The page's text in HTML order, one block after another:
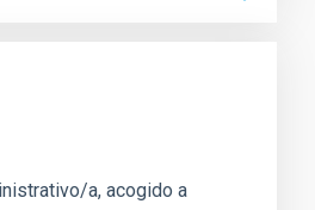
a, acogido a